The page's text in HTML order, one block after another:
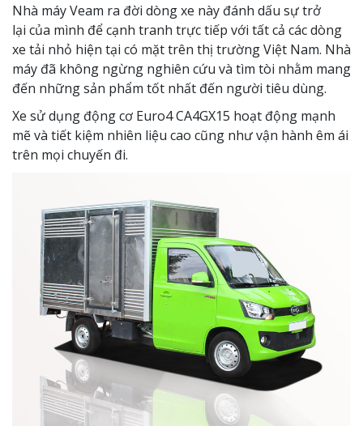
Nhà máy Veam ra đời dòng xe này đánh dấu sự trở
lại của mình để cạnh tranh trực tiếp với tất cả các dòng
xe tải nhỏ hiện tại có mặt trên thị trường Việt Nam. Nhà
máy đã không ngừng nghiên cứu và tìm tòi nhằm mang
đến những sản phẩm tốt nhất đến người tiêu dùng.
Xe sử dụng động cơ Euro4 CA4GX15 hoạt động mạnh
mẽ và tiết kiệm nhiên liệu cao cũng như vận hành êm ái
trên mọi chuyến đi.